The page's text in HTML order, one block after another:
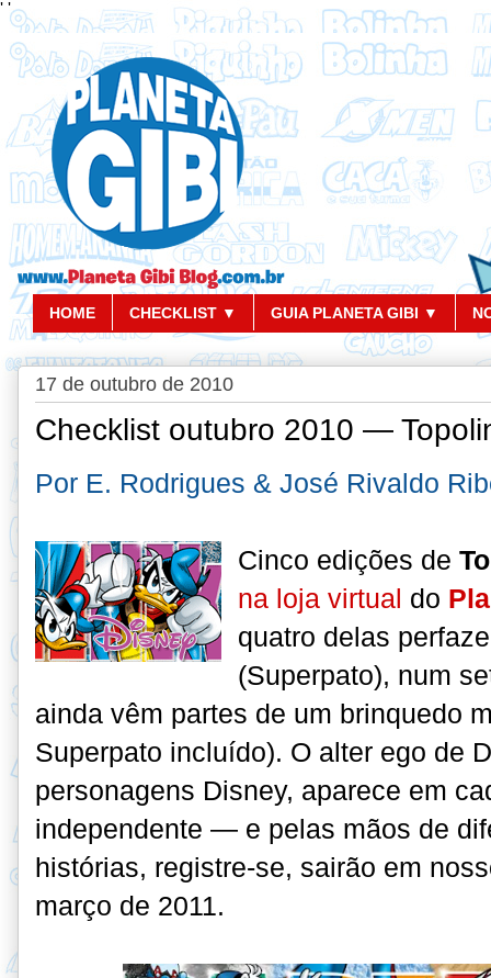
' '
HOME CHECKLIST ▼ GUIA PLANETA GIBI ▼
17 de outubro de 2010
Checklist outubro 2010 —
Por E. Rodrigues & José Rivaldo
Cinco edições de
na loja virtual do
quatro delas
(Superpato), num
ainda vêm partes de um brinquedo
Superpato incluído). O alter ego de
personagens Disney, aparece em
independente — e pelas mãos de
histórias, registre-se, sairão em
março de 2011.